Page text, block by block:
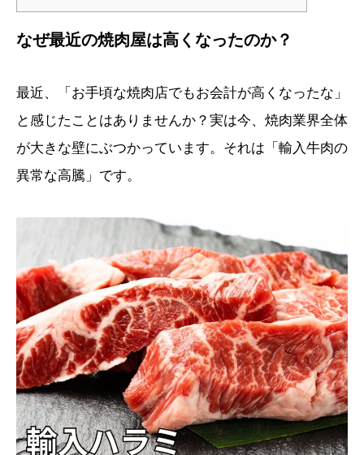
なぜ最近の焼肉屋は高くなったのか？
最近、「お手頃な焼肉店でもお会計が高くなったな」
と感じたことはありませんか？実は今、焼肉業界全体
が大きな壁にぶつかっています。それは「輸入牛肉の
異常な高騰」です。